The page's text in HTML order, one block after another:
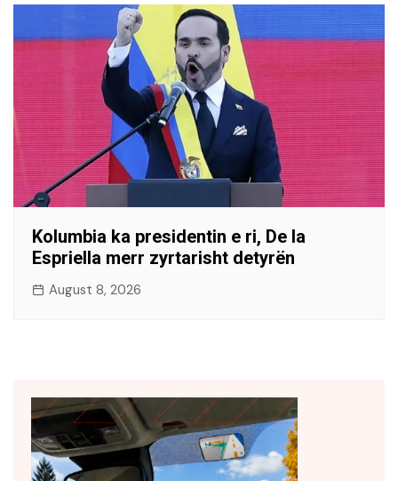
Kolumbia ka presidentin e ri, De la
Espriella merr zyrtarisht detyrën
August 8, 2026